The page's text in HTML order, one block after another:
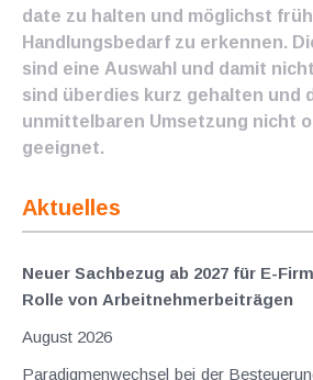
date zu halten und möglichst
Handlungsbedarf zu erkennen.
sind eine Auswahl und damit
sind überdies kurz gehalten und
unmittelbaren Umsetzung nicht
geeignet.
Aktuelles
Neuer Sachbezug ab 2027 für E-
Rolle von Arbeitnehmer​­beiträgen
August 2026
Paradigmenwechsel bei der